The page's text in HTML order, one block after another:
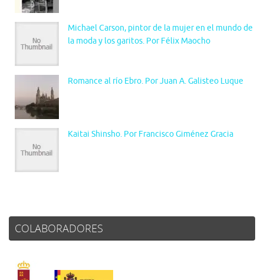
Michael Carson, pintor de la mujer en el mundo de
la moda y los garitos. Por Félix Maocho
Romance al río Ebro. Por Juan A. Galisteo Luque
Kaitai Shinsho. Por Francisco Giménez Gracia
COLABORADORES